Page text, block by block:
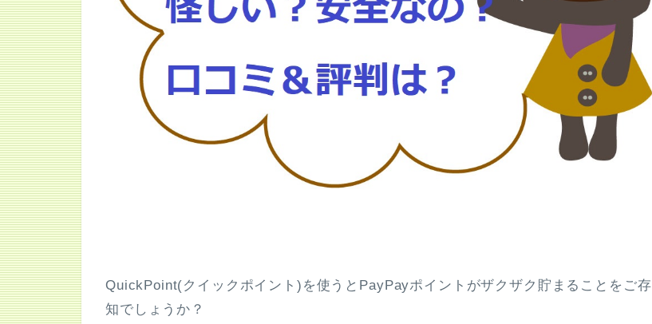
QuickPoint(クイックポイント)を使うとPayPayポイントがザクザク貯まることをご存
知でしょうか？